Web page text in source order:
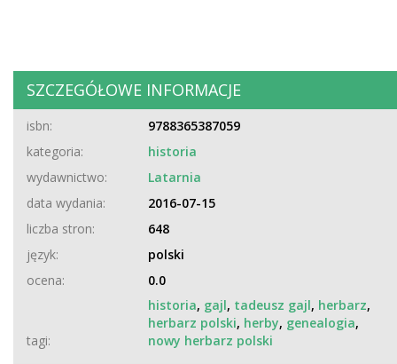
SZCZEGÓŁOWE INFORMACJE
isbn:
9788365387059
kategoria:
historia
wydawnictwo:
Latarnia
data wydania:
2016-07-15
liczba stron:
648
język:
polski
ocena:
0.0
tagi:
historia, gajl, tadeusz gajl, herbarz,
herbarz polski, herby, genealogia,
nowy herbarz polski